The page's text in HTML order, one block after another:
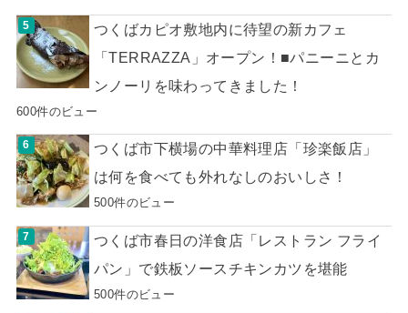
つくばカピオ敷地内に待望の新カフェ
「TERRAZZA」オープン！■パニーニとカ
ンノーリを味わってきました！
600件のビュー
つくば市下横場の中華料理店「珍楽飯店」
は何を食べても外れなしのおいしさ！
500件のビュー
つくば市春日の洋食店「レストラン フライ
パン」で鉄板ソースチキンカツを堪能
500件のビュー